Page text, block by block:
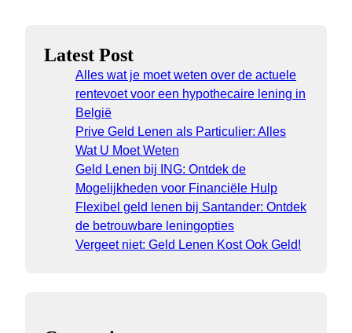
Latest Post
Alles wat je moet weten over de actuele
rentevoet voor een hypothecaire lening in
België
Prive Geld Lenen als Particulier: Alles
Wat U Moet Weten
Geld Lenen bij ING: Ontdek de
Mogelijkheden voor Financiële Hulp
Flexibel geld lenen bij Santander: Ontdek
de betrouwbare leningopties
Vergeet niet: Geld Lenen Kost Ook Geld!